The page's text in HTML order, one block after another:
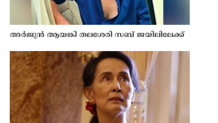
അർജുൻ ആയങ്കി തലശേരി സബ് ജയിലിലേക്ക്